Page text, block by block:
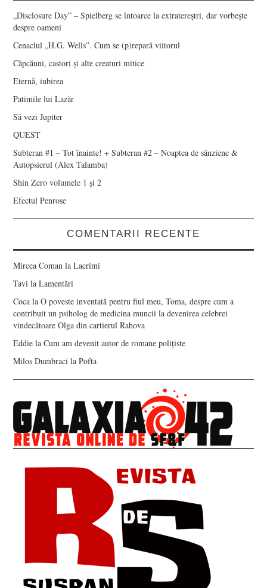
„Disclosure Day” – Spielberg se întoarce la extratereștri, dar vorbește
despre oameni
Cenaclul „H.G. Wells”. Cum se (p)repară viitorul
Căpcăuni, castori și alte creaturi mitice
Eternă, iubirea
Patimile lui Lazăr
Să vezi Jupiter
QUEST
Subteran #1 – Tot înainte! + Subteran #2 – Noaptea de sânziene &
Autopsierul (Alex Talamba)
Shin Zero volumele 1 și 2
Efectul Penrose
COMENTARII RECENTE
Mircea Coman laLacrimi
Tavi laLamentări
Coca laO poveste inventată pentru fiul meu, Toma, despre cum a
contribuit un psiholog de medicina muncii la devenirea celebrei
vindecătoare Olga din cartierul Rahova
Eddie laCum am devenit autor de romane polițiste
Milos Dumbraci laPofta